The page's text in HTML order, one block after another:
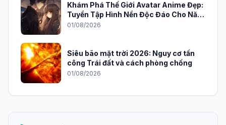
Khám Phá Thế Giới Avatar Anime Đẹp:
Tuyển Tập Hình Nền Độc Đáo Cho Năm
2026
01/08/2026
Siêu bão mặt trời 2026: Nguy cơ tấn
công Trái đất và cách phòng chống
01/08/2026